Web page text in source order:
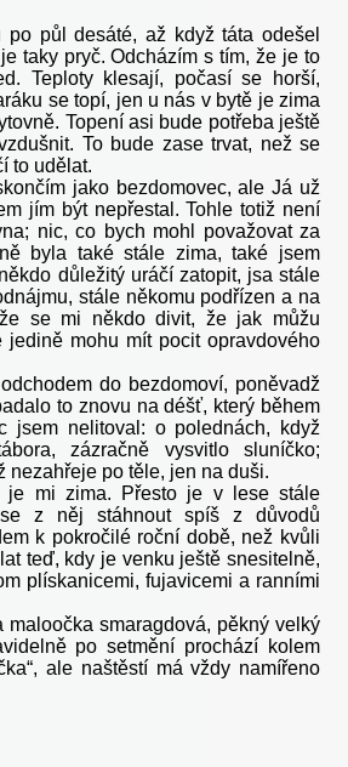
po půl desáté, až když táta odešel
taky pryč. Odcházím s tím, že je to
Teploty klesají, počasí se horší,
se topí, jen u nás v bytě je zima
Topení asi bude potřeba ještě
To bude zase trvat, než se
to udělat.
jako bezdomovec, ale Já už
jím být nepřestal. Tohle totiž není
nic, co bych mohl považovat za
byla také stále zima, také jsem
důležitý uráčí zatopit, jsa stále
stále někomu podřízen a na
se mi někdo divit, že jak můžu
jedině mohu mít pocit opravdového
do bezdomoví, poněvadž
to znovu na déšť, který během
jsem nelitoval: o polednách, když
zázračně vysvitlo sluníčko;
nezahřeje po těle, jen na duši.
mi zima. Přesto je v lese stále
se z něj stáhnout spíš z důvodů
k pokročilé roční době, než kvůli
teď, kdy je venku ještě snesitelně,
plískanicemi, fujavicemi a ranními
maloočka smaragdová, pěkný velký
po setmění prochází kolem
ale naštěstí má vždy namířeno